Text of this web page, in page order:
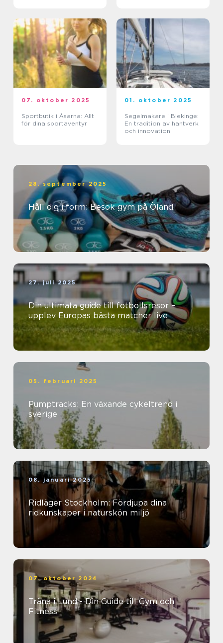
07. oktober 2025
Sportbutik i Åsarna: Allt
för dina sportäventyr
01. oktober 2025
Segelmakare i Blekinge:
En tradition av hantverk
och innovation
28. september 2025
Håll dig i form: Besök gym på Öland
27. juli 2025
Din ultimata guide till fotbollsresor –
upplev Europas bästa matcher live
05. februari 2025
Pumptracks: En växande cykeltrend i
sverige
08. januari 2025
Ridläger Stockholm: Fördjupa dina
ridkunskaper i naturskön miljö
07. oktober 2024
Träna i Lund - Din Guide till Gym och
Fitness